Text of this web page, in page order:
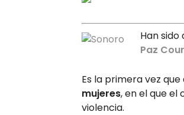
Han
Paz
Es la primera vez
mujeres, en el que
violencia.